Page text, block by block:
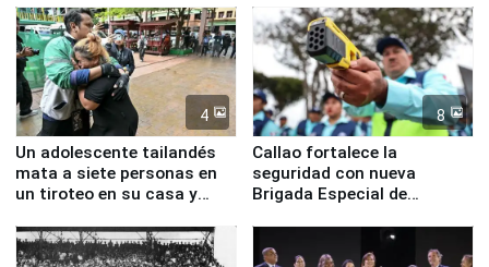
4
Un adolescente tailandés
mata a siete personas en
un tiroteo en su casa y
8
Callao fortalece la
seguridad con nueva
Brigada Especial de
equipamiento para
Serenazgo